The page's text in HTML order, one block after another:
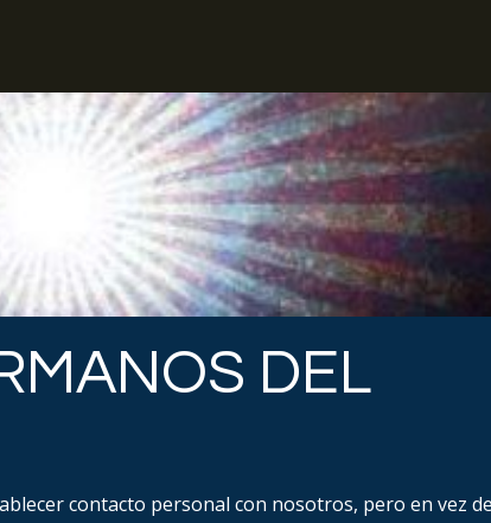
DEL
contacto personal con nosotros, pero en vez de